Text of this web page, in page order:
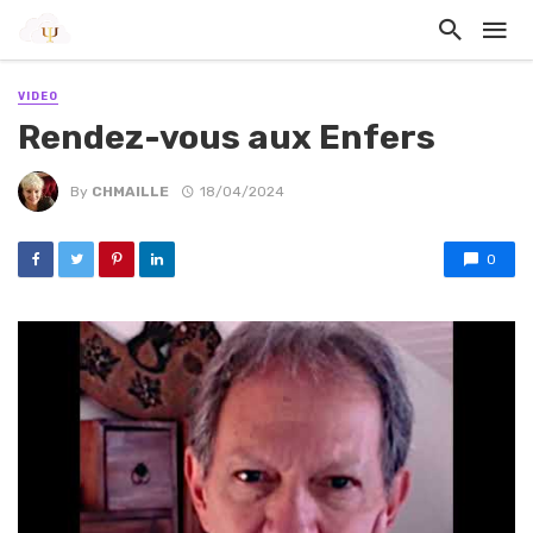
VIDEO
Rendez-vous aux Enfers
By CHMAILLE 18/04/2024
0